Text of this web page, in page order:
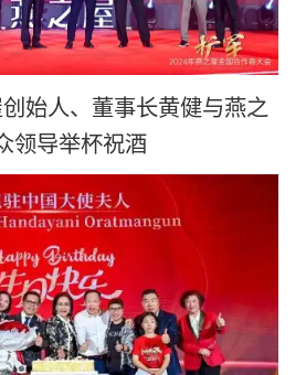
始人、董事长黄健与燕之
领导举杯祝酒